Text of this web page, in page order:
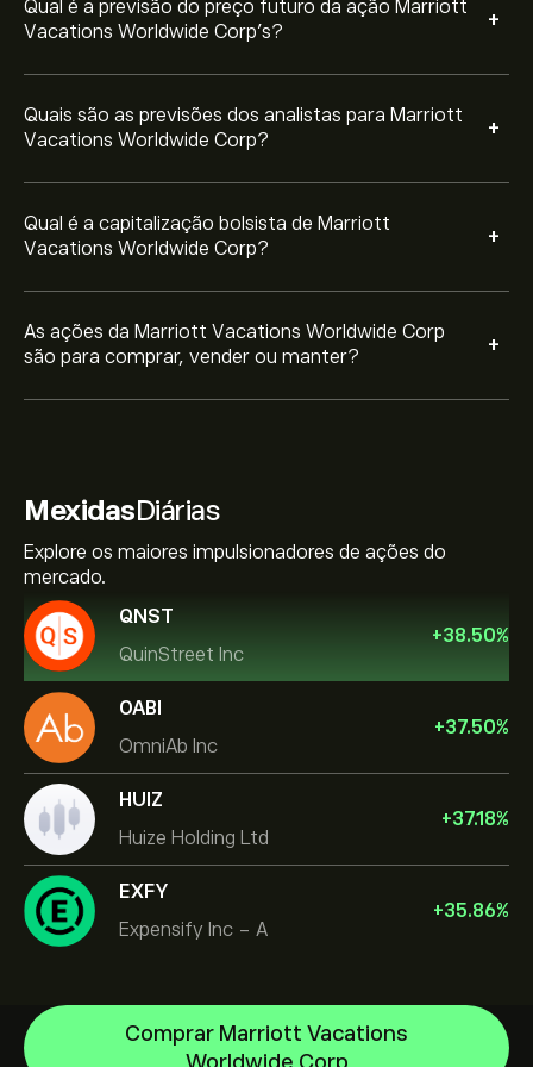
Qual é a previsão do preço futuro da ação Marriott
Vacations Worldwide Corp’s?
+
Quais são as previsões dos analistas para Marriott
Vacations Worldwide Corp?
+
Qual é a capitalização bolsista de Marriott
Vacations Worldwide Corp?
+
As ações da Marriott Vacations Worldwide Corp
são para comprar, vender ou manter?
+
MexidasDiárias
Explore os maiores impulsionadores de ações do
mercado.
QNST
QuinStreet Inc
+38.50%
OABI
OmniAb Inc
+37.50%
HUIZ
Huize Holding Ltd
+37.18%
EXFY
Expensify Inc - A
+35.86%
Comprar Marriott Vacations
Worldwide Corp